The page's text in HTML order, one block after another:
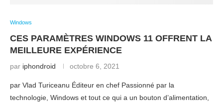
Windows
CES PARAMÈTRES WINDOWS 11 OFFRENT LA
MEILLEURE EXPÉRIENCE
par iphondroid octobre 6, 2021
par Vlad Turiceanu Éditeur en chef Passionné par la
technologie, Windows et tout ce qui a un bouton d’alimentation,